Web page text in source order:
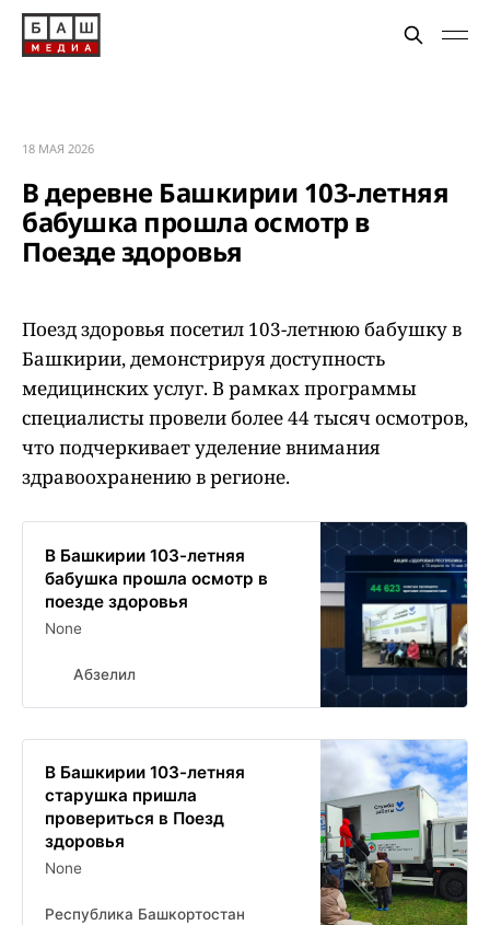
18 МАЯ 2026
В деревне Башкирии 103-летняя
бабушка прошла осмотр в
Поезде здоровья
Поезд здоровья посетил 103-летнюю бабушку в
Башкирии, демонстрируя доступность
медицинских услуг. В рамках программы
специалисты провели более 44 тысяч осмотров,
что подчеркивает уделение внимания
здравоохранению в регионе.
В Башкирии 103-летняя
бабушка прошла осмотр в
поезде здоровья
None
Абзелил
В Башкирии 103-летняя
старушка пришла
провериться в Поезд
здоровья
None
Республика Башкортостан